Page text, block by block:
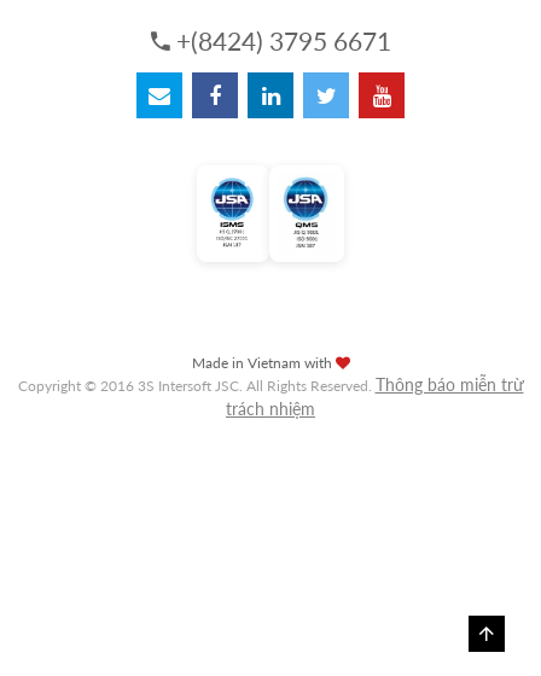
+(8424) 3795 6671
Made in Vietnam with
Copyright © 2016 3S Intersoft JSC. All Rights Reserved. Thông báo miễn trừ
trách nhiệm